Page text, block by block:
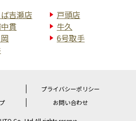
吉瀬店
戸頭店
貫
牛久
6号取手
プライバシーポリシー
お問い合わせ